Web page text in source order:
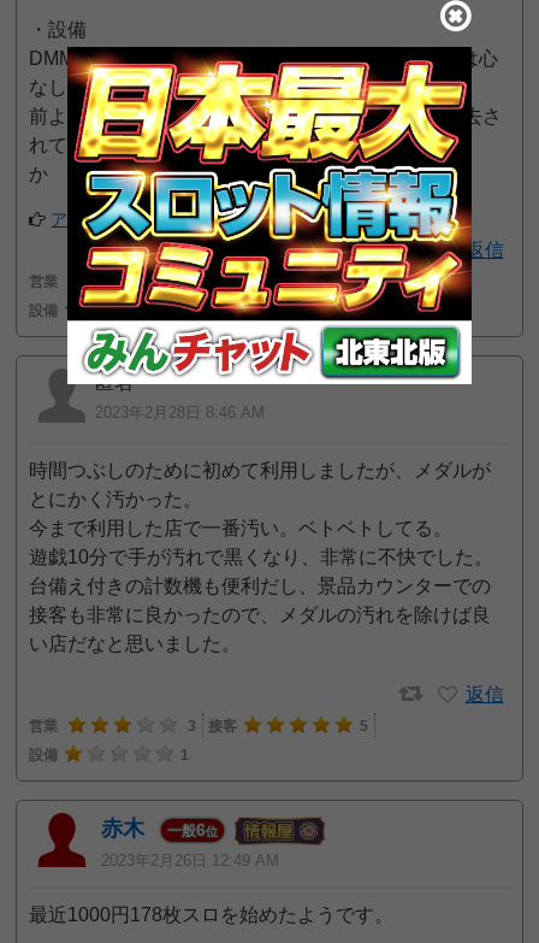
・設備
DMMのランキングデータは見れなくなるしトイレは心
なしか汚いし
前よりダメですね…あと1箇所ウォシュレットが撤去さ
れてるし金が無いのでしょう
か
アプリでフォローする
返信
営業 1 接客
2
設備
1 40pt GET!
匿名
2023年2月28日 8:46 AM
時間つぶしのために初めて利用しましたが、メダルが
とにかく汚かった。
今まで利用した店で一番汚い。ベトベトしてる。
遊戯10分で手が汚れで黒くなり、非常に不快でした。
台備え付きの計数機も便利だし、景品カウンターでの
接客も非常に良かったので、メダルの汚れを除けば良
い店だなと思いました。
返信
営業 3 接客
5
設備
1
赤木 一般6位
2023年2月26日 12:49 AM
最近1000円178枚スロを始めたようです。